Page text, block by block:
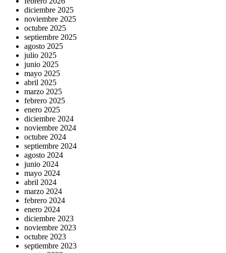
diciembre 2025
noviembre 2025
octubre 2025
septiembre 2025
agosto 2025
julio 2025
junio 2025
mayo 2025
abril 2025
marzo 2025
febrero 2025
enero 2025
diciembre 2024
noviembre 2024
octubre 2024
septiembre 2024
agosto 2024
junio 2024
mayo 2024
abril 2024
marzo 2024
febrero 2024
enero 2024
diciembre 2023
noviembre 2023
octubre 2023
septiembre 2023